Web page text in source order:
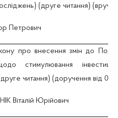
(друге читання)
Петрович
про внесення змін до
стимулювання
читання) (доручення від
Віталій Юрійович